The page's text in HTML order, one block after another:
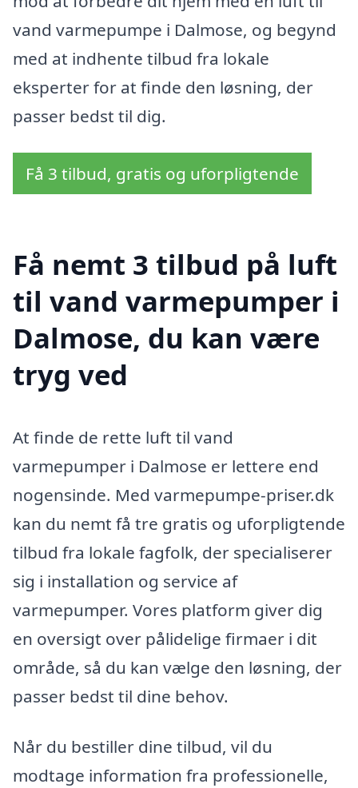
vand varmepumpe i Dalmose, og begynd
med at indhente tilbud fra lokale
eksperter for at finde den løsning, der
passer bedst til dig.
Få 3 tilbud, gratis og uforpligtende
Få nemt 3 tilbud på luft
til vand varmepumper i
Dalmose, du kan være
tryg ved
At finde de rette luft til vand
varmepumper i Dalmose er lettere end
nogensinde. Med varmepumpe-priser.dk
kan du nemt få tre gratis og uforpligtende
tilbud fra lokale fagfolk, der specialiserer
sig i installation og service af
varmepumper. Vores platform giver dig
en oversigt over pålidelige firmaer i dit
område, så du kan vælge den løsning, der
passer bedst til dine behov.
Når du bestiller dine tilbud, vil du
modtage information fra professionelle,